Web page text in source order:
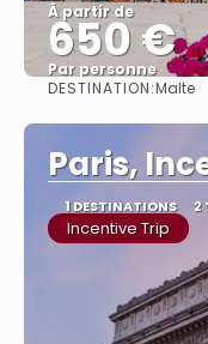
À partir de
650 €
Par personne
DESTINATION:Malte
Paris,
1 DESTINATIONS 2
Incentive Trip